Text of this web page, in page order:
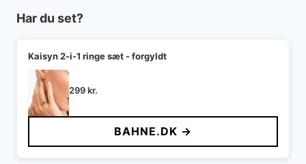
Har du set?
Kaisyn 2-i-1 ringe sæt - forgyldt
299kr.
BAHNE.DK →